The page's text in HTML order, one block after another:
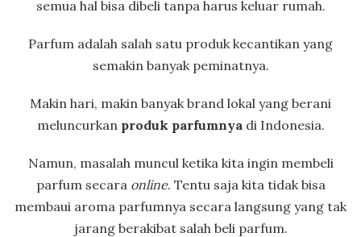
semua hal bisa dibeli tanpa harus keluar rumah.
Parfum adalah salah satu produk kecantikan yang
semakin banyak peminatnya.
Makin hari, makin banyak brand lokal yang berani
meluncurkan produk parfumnya di Indonesia.
Namun, masalah muncul ketika kita ingin membeli
parfum secara online. Tentu saja kita tidak bisa
membaui aroma parfumnya secara langsung yang tak
jarang berakibat salah beli parfum.